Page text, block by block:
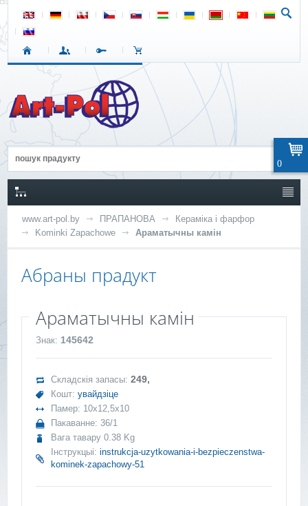
www.art-pol.by ПРАПАНОВА
Кераміка і фарфор
Kominki Zapachowe
Араматычны камін
Абраны прадукт
Араматычны камін
Знак: 145642
Складскія запасы:249,
Кошт:увайдзіце
Памер: 10x12,5x10
Пакаванне: 36/1
Вага тавару 0.38 Kg
Інструкцыі:instrukcja-uzytkowania-i-bezpieczenstwa-
kominek-zapachowy-51
0